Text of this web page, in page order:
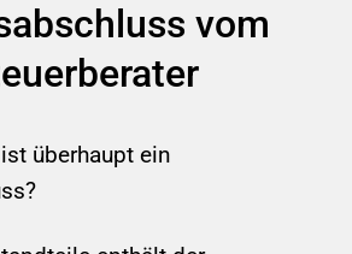
vom
überhaupt ein